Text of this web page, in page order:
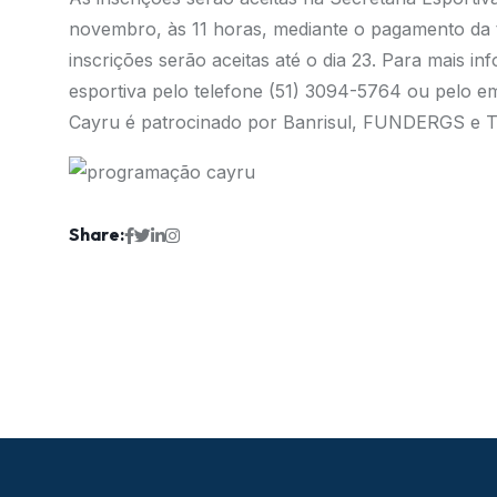
novembro, às 11 horas, mediante o pagamento
inscrições serão aceitas até o dia 23. Para mais
esportiva pelo telefone (51) 3094-5764 ou pelo
Cayru é patrocinado por Banrisul, FUNDERGS e
Share: